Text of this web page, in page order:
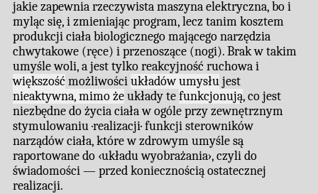
jakie zapewnia rzeczywista maszyna elektryczna, bo i
myląc się, i zmieniając program, lecz tanim kosztem
produkcji ciała biologicznego mającego narzędzia
chwytakowe (ręce) i przenoszące (nogi). Brak w takim
umyśle woli, a jest tylko reakcyjność ruchowa i
większość możliwościukładów umysłujest
nieaktywna, mimo żeukłady tefunkcjonują, co jest
niezbędne do życia ciała w ogóle przy zewnętrznym
stymulowaniu ·realizacji· funkcji sterowników
narządów ciała, które w zdrowym umyśle są
raportowane do ‹układu wyobrażania›, czyli do
świadomości — przed koniecznością ostatecznej
realizacji.